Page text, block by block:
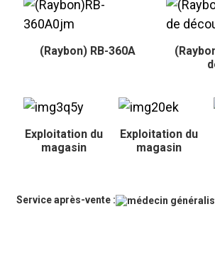
(Raybon) RB-360A
Exploitation du
magasin
Exploitation du
magasin
Service après-vente :